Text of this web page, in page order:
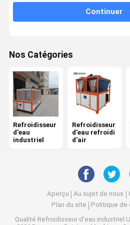
Unité de refroidissement par eau
Refroidisseur d'eau de laser
Continuer
Nos Catégories
Refroidisseur
d'eau
industriel
Refroidisseur
d'eau refroidi
d'air
Aperçu Au sujet de nous
Plan du site
Politique de
Qualité Refroidisseur d'eau industriel